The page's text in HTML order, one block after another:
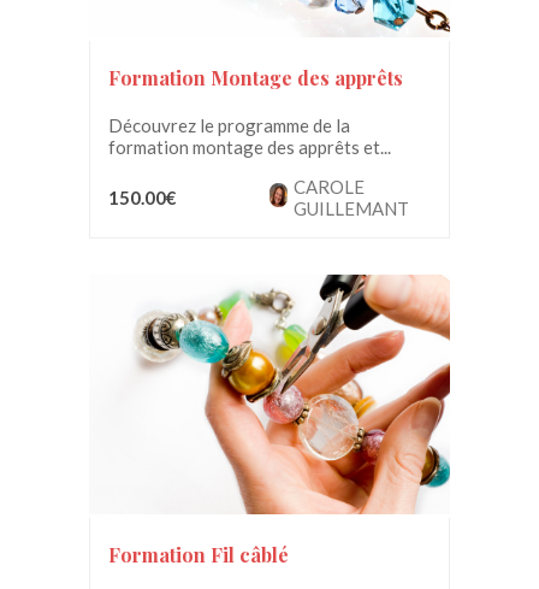
Formation Montage des apprêts
Découvrez le programme de la
formation montage des apprêts et...
150.00€
CAROLE
GUILLEMANT
Formation Fil câblé